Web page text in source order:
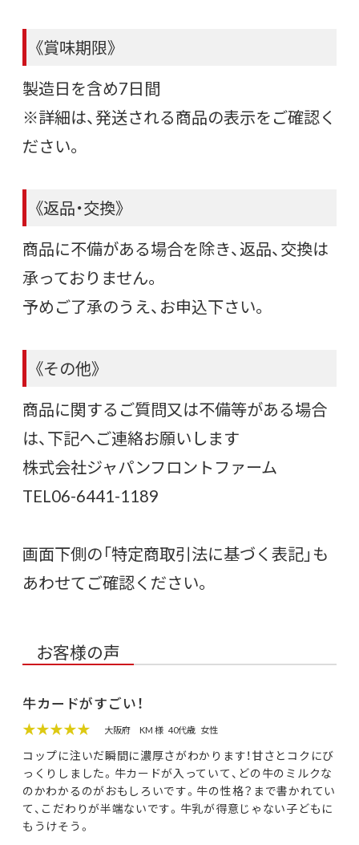
《賞味期限》
製造日を含め7日間
※詳細は、発送される商品の表示をご確認く
ださい。
《返品・交換》
商品に不備がある場合を除き、返品、交換は
承っておりません。
予めご了承のうえ、お申込下さい。
《その他》
商品に関するご質問又は不備等がある場合
は、下記へご連絡お願いします
株式会社ジャパンフロントファーム
TEL06-6441-1189
画面下側の「特定商取引法に基づく表記」も
あわせてご確認ください。
お客様の声
牛カードがすごい！
★★★★★
大阪府 KM 様 40代歳 女性
コップに注いだ瞬間に濃厚さがわかります！甘さとコクにび
っくりしました。牛カードが入っていて、どの牛のミルクな
のかわかるのがおもしろいです。牛の性格？まで書かれてい
て、こだわりが半端ないです。牛乳が得意じゃない子どもに
もうけそう。